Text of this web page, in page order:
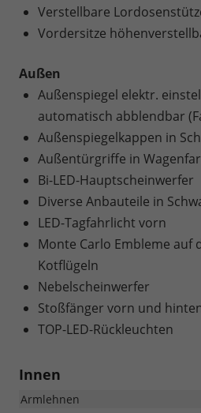
Verstellbare
Vordersitze
Außen
Außenspiegel elektr.
automatisch abblendbar
Außenspiegelkappen in
Außentürgriffe in
Bi-LED-Hauptscheinwerfer
Diverse Anbauteile in
LED-Tagfahrlicht vorn
Monte Carlo Embleme auf
Kotflügeln
Nebelscheinwerfer
Stoßfänger vorn und
TOP-LED-Rückleuchten
Innen
Armlehnen